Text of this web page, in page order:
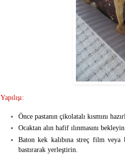
Yapılışı:
Önce pastanın çikolatalı kısmını
Ocaktan alın hafif ılınmasını
Baton kek kalıbına streç film veya
bastırarak yerleştirin.